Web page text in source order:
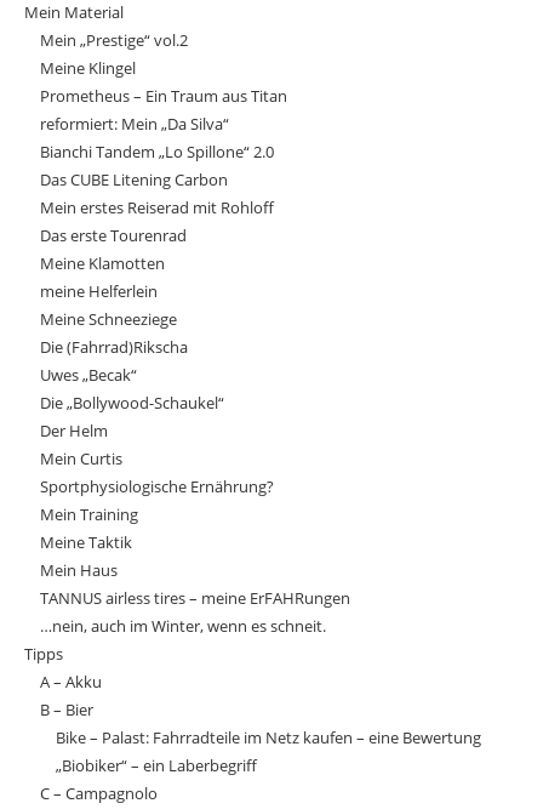
Mein Material
Mein „Prestige“ vol.2
Meine Klingel
Prometheus – Ein Traum aus Titan
reformiert: Mein „Da Silva“
Bianchi Tandem „Lo Spillone“ 2.0
Das CUBE Litening Carbon
Mein erstes Reiserad mit Rohloff
Das erste Tourenrad
Meine Klamotten
meine Helferlein
Meine Schneeziege
Die (Fahrrad)Rikscha
Uwes „Becak“
Die „Bollywood-Schaukel“
Der Helm
Mein Curtis
Sportphysiologische Ernährung?
Mein Training
Meine Taktik
Mein Haus
TANNUS airless tires – meine ErFAHRungen
…nein, auch im Winter, wenn es schneit.
Tipps
A – Akku
B – Bier
Bike – Palast: Fahrradteile im Netz kaufen – eine Bewertung
„Biobiker“ – ein Laberbegriff
C – Campagnolo